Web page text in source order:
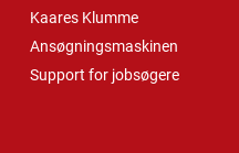
Kaares Klumme
Ansøgningsmaskinen
Support for jobsøgere